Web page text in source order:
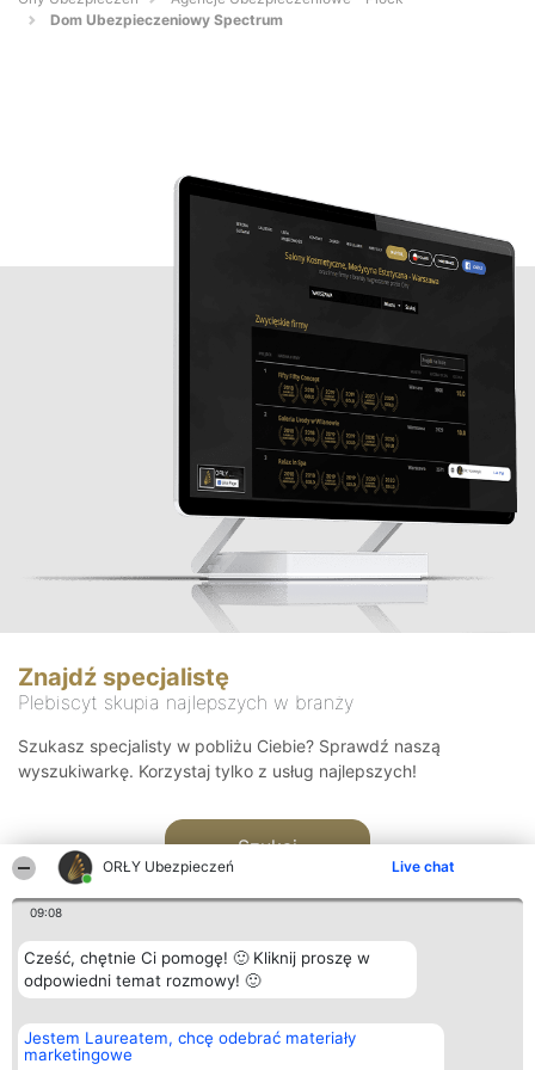
ORŁY Ubezpieczeń Live chat
09:08
Cześć, chętnie Ci pomogę! 🙂 Kliknij proszę w
odpowiedni temat rozmowy! 🙂
Jestem Laureatem, chcę odebrać materiały
marketingowe
Dom Ubezpieczeniowy Spectrum
Znajdź specjalistę
Plebiscyt skupia najlepszych w branży
Szukasz specjalisty w pobliżu Ciebie? Sprawdź naszą
wyszukiwarkę. Korzystaj tylko z usług najlepszych!
Szukaj
Organizator plebiscytu
Bright Side Solutions sp. z o.
o. sp. k.
Plebiscyt
Laureaci
Kontakt
Kontakt